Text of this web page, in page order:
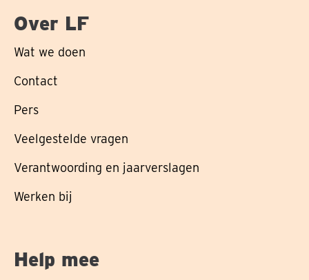
Over LF
Wat we doen
Contact
Pers
Veelgestelde vragen
Verantwoording en jaarverslagen
Werken bij
Help mee